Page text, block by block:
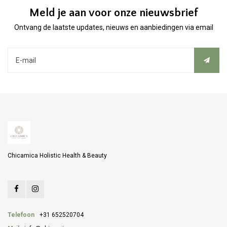
Meld je aan voor onze nieuwsbrief
Ontvang de laatste updates, nieuws en aanbiedingen via email
Chicamica Holistic Health & Beauty
Telefoon
+31 652520704